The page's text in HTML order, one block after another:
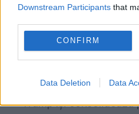
Downstream Participants that
CONFIRM
Data Deletion Data
Trump își consolidează